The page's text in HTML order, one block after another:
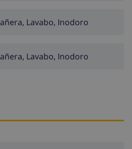
persona más con un coste
Lavabo, Inodoro
Lavabo, Inodoro